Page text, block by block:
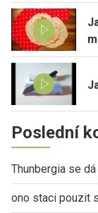
Poslední
Thunbergia se
ono staci pouzit